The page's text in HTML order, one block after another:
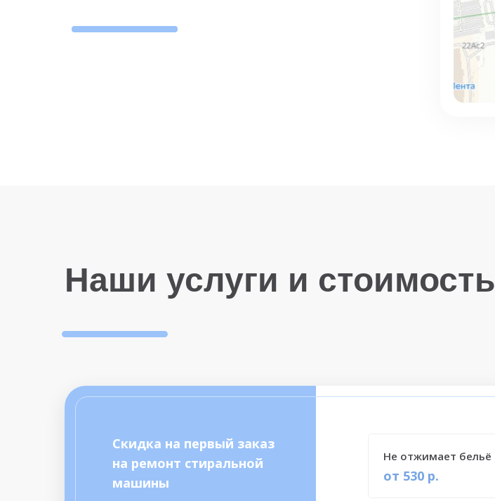
Наши услуги и стоимость
Скидка на первый заказ
на ремонт стиральной
машины
от 530 р.
Не отжимает бельё